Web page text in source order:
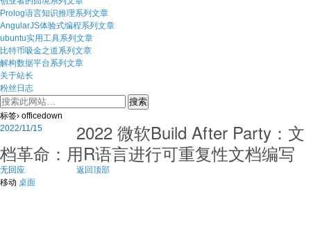
Prolog语言知识推理系列文章
AngularJS体验式编程系列文章
ubuntu实用工具系列文章
比特币吸金之道系列文章
解构数据平台系列文章
关于站长
粉丝日志
标签› officedown
2022/11/15
2022 微软Build After Party：文
档革命：用R语言进行可重复性文档编写
无回应
返回顶部
移动 桌面